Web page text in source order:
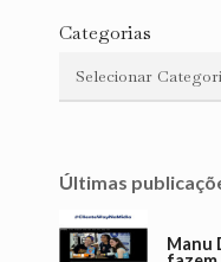
Categorias
Últimas
Manu